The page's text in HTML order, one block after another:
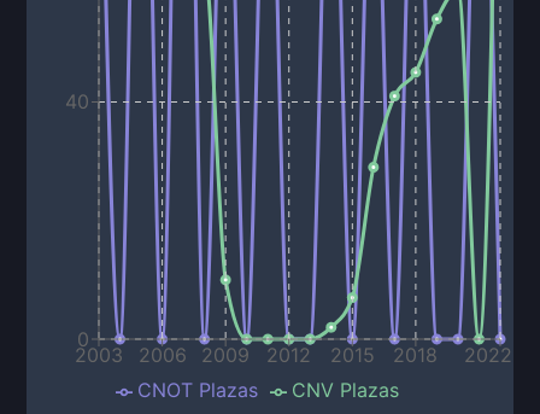
2003 2006 2009 2012 2015 2018 2022
0
40
CNOT Plazas CNV Plazas